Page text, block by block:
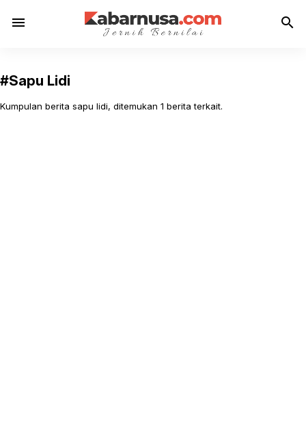
menu search
#Sapu Lidi
Kumpulan berita sapu lidi, ditemukan 1 berita terkait.